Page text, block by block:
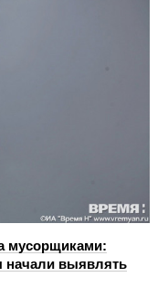
мусорщиками:
начали выявлять